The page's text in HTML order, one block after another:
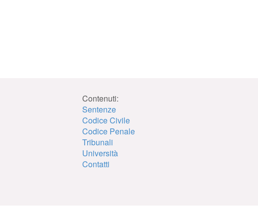
Contenuti:
Sentenze
Codice Civile
Codice Penale
Tribunali
Università
Contatti